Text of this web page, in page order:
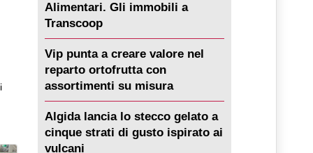
Alimentari. Gli immobili a
Transcoop
Vip punta a creare valore nel
reparto ortofrutta con
assortimenti su misura
Algida lancia lo stecco gelato a
cinque strati di gusto ispirato ai
vulcani